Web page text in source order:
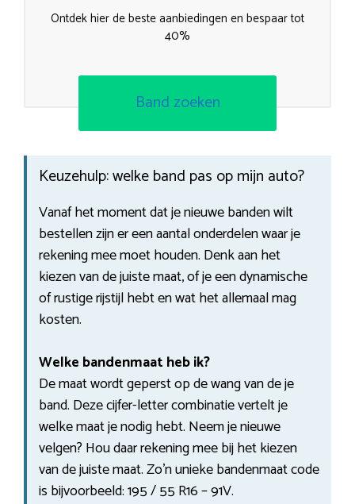
Ontdek hier de beste aanbiedingen en bespaar tot
40%
Band zoeken
Keuzehulp: welke band pas op mijn auto?
Vanaf het moment dat je nieuwe banden wilt
bestellen zijn er een aantal onderdelen waar je
rekening mee moet houden. Denk aan het
kiezen van de juiste maat, of je een dynamische
of rustige rijstijl hebt en wat het allemaal mag
kosten.
Welke bandenmaat heb ik?
De maat wordt geperst op de wang van de je
band. Deze cijfer-letter combinatie vertelt je
welke maat je nodig hebt. Neem je nieuwe
velgen? Hou daar rekening mee bij het kiezen
van de juiste maat. Zo’n unieke bandenmaat code
is bijvoorbeeld: 195 / 55 R16 – 91V.